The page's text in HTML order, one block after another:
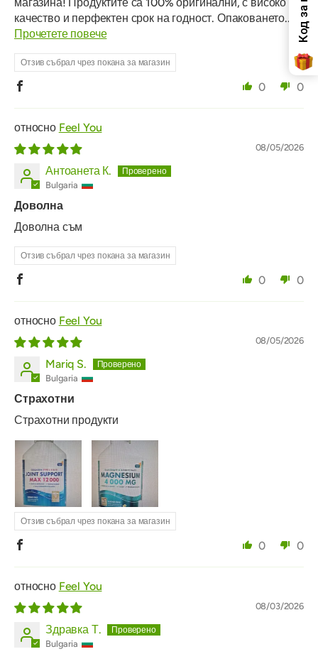
качество и перфектен срок на годност. Опаковането...
Прочетете повече
Отзив събрал чрез покана за магазин
0 0
Feel You
08/05/2026
Антоанета К.
Bulgaria
Доволна
Доволна съм
Отзив събрал чрез покана за магазин
0 0
Feel You
08/05/2026
Mariq S.
Bulgaria
Страхотни
Страхотни продукти
Отзив събрал чрез покана за магазин
0 0
Feel You
08/03/2026
Здравка Т.
Bulgaria